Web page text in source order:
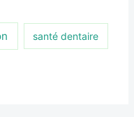
santé dentaire